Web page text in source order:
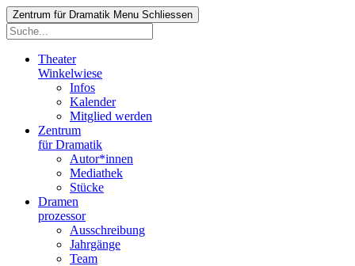
Zentrum für Dramatik Menu Schliessen
Theater
Winkelwiese
Infos
Kalender
Mitglied werden
Zentrum
für Dramatik
Autor*innen
Mediathek
Stücke
Dramen
prozessor
Ausschreibung
Jahrgänge
Team